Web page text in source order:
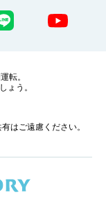
転。
ょう。
はご遠慮ください。